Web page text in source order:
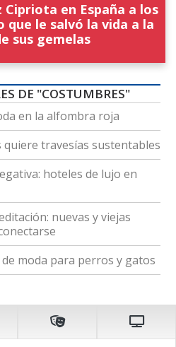
Cipriota en España a los
que le salvó la vida a la
sus gemelas
DE "COSTUMBRES"
en la alfombra roja
quiere travesías sustentables
hoteles de lujo en
nuevas y viejas
moda para perros y gatos